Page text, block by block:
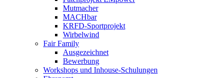
Mutmacher
MACHbar
KRFD-Sportprojekt
Wirbelwind
Fair Family
Ausgezeichnet
Bewerbung
Workshops und Inhouse-Schulungen